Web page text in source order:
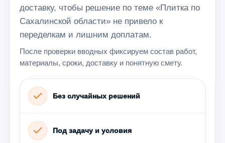
доставку, чтобы решение по теме «Плитка по
Сахалинской области» не привело к
переделкам и лишним доплатам.
После проверки вводных фиксируем состав работ,
материалы, сроки, доставку и понятную смету.
Без случайных решений
Под задачу и условия